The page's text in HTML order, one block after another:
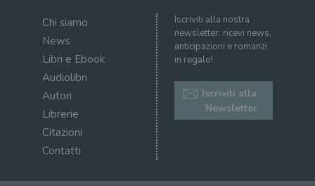
Chi siamo
News
Libri e Ebook
Audiolibri
Autori
Librerie
Citazioni
Contatti
Iscriviti alla nostra
newsletter: ricevi news,
anticipazioni e romanzi
in regalo!
Iscriviti alla
Newsletter